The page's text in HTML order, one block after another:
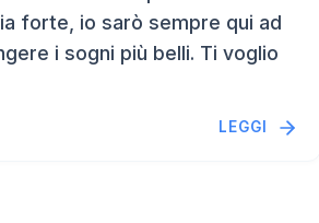
forte, io sarò sempre qui ad
i sogni più belli. Ti voglio
LEGGI